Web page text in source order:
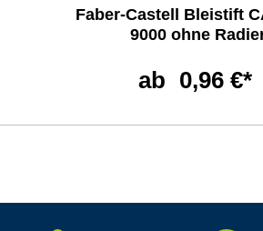
Faber-Castell Bleistift
9000 ohne
ab 0,96 €*